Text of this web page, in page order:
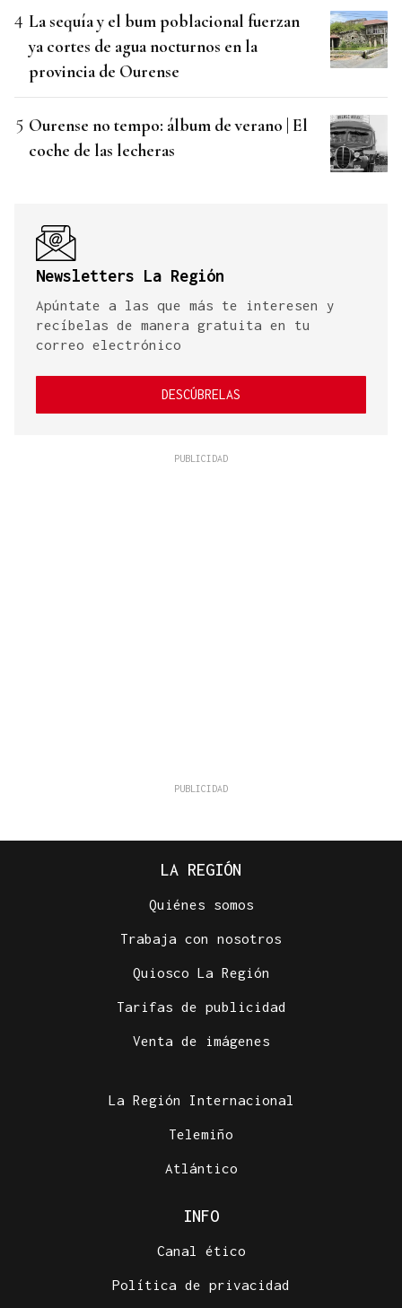
La sequía y el bum poblacional fuerzan
ya cortes de agua nocturnos en la
provincia de Ourense
Ourense no tempo: álbum de verano | El
coche de las lecheras
Newsletters La Región
Apúntate a las que más te interesen y
recíbelas de manera gratuita en tu
correo electrónico
DESCÚBRELAS
LA REGIÓN
Quiénes somos
Trabaja con nosotros
Quiosco La Región
Tarifas de publicidad
Venta de imágenes
La Región Internacional
Telemiño
Atlántico
INFO
Canal ético
Política de privacidad